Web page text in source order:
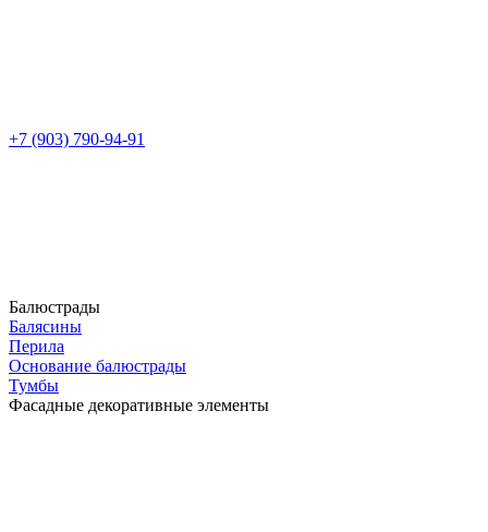
+7 (903) 790-94-91
Балюстрады
Балясины
Перила
Основание балюстрады
Тумбы
Фасадные декоративные элементы